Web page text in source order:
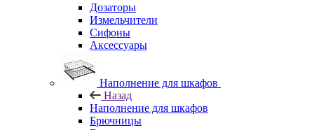
Дозаторы
Измельчители
Сифоны
Аксессуары
Наполнение для шкафов
Назад
Наполнение для шкафов
Брючницы